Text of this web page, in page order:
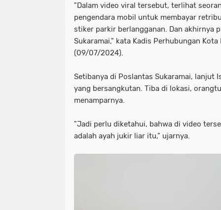
"Dalam video viral tersebut, terlihat
pengendara mobil untuk membayar
stiker parkir berlangganan. Dan akhirnya
Sukaramai," kata Kadis Perhubungan Kota
(09/07/2024).
Setibanya di Poslantas Sukaramai, lanjut
yang bersangkutan. Tiba di lokasi,
menamparnya.
"Jadi perlu diketahui, bahwa di video
adalah ayah jukir liar itu," ujarnya.